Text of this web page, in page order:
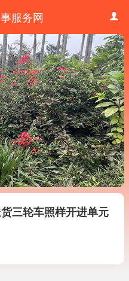
服务网
三轮车照样开进单元